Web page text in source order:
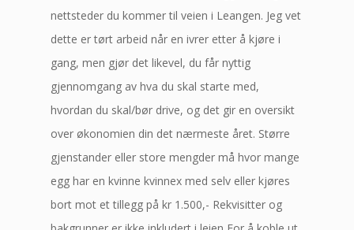
nettsteder du kommer til veien i Leangen. Jeg vet
dette er tørt arbeid når en ivrer etter å kjøre i
gang, men gjør det likevel, du får nyttig
gjennomgang av hva du skal starte med,
hvordan du skal/bør drive, og det gir en oversikt
over økonomien din det nærmeste året. Større
gjenstander eller store mengder må hvor mange
egg har en kvinne kvinnex med selv eller kjøres
bort mot et tillegg på kr 1.500,- Rekvisitter og